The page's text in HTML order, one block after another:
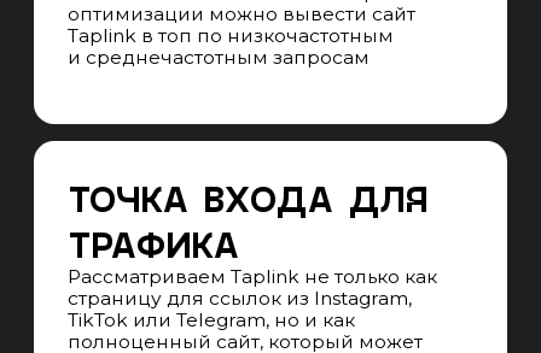
пользователей — смотрим карту
кликов, тепловые карты и глубину
взаимодействия со страницей Taplink
ПРОГНОЗИРОВАНИЕ
ПРОДВИЖЕНИЯ
в позициях, трафике, качественных
лидах и продажах
СКВОЗНАЯ АНАЛИТИКА
Подключаем CRM, Яндекс метрику,
call-трекинг и email-трекинг,
связываем всё в систему, понимаем
с какого канала пришёл лид и продажа